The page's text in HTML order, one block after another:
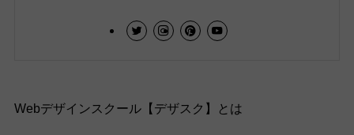
Webデザインスクール【デザスク】とは